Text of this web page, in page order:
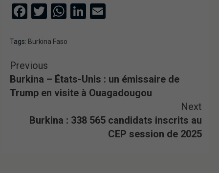
Facebook
Twitter
WhatsApp
LinkedIn
Tags: Burkina Faso
Previous
Burkina – États-Unis : un émissaire de
Trump en visite à Ouagadougou
Next
Burkina : 338 565 candidats inscrits au
CEP session de 2025